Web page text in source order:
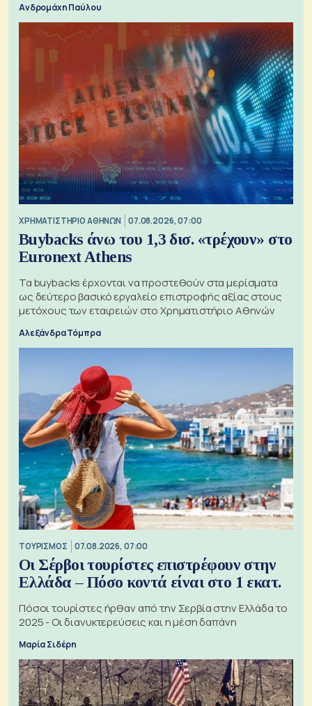
Ανδρομάχη Παύλου
XΡΗΜΑΤΙΣΤΗΡΙΟ ΑΘΗΝΩΝ 07.08.2026, 07:00
Buybacks άνω του 1,3 δισ. «τρέχουν» στο
Euronext Athens
Τα buybacks έρχονται να προστεθούν στα μερίσματα
ως δεύτερο βασικό εργαλείο επιστροφής αξίας στους
μετόχους των εταιρειών στο Χρηματιστήριο Αθηνών
Αλεξάνδρα Τόμπρα
ΤΟΥΡΙΣΜΟΣ 07.08.2026, 07:00
Οι Σέρβοι τουρίστες επιστρέφουν στην
Ελλάδα – Πόσο κοντά είναι στο 1 εκατ.
Πόσοι τουρίστες ήρθαν από την Σερβία στην Ελλάδα το
2025 - Οι διανυκτερεύσεις και η μέση δαπάνη
Μαρία Σιδέρη